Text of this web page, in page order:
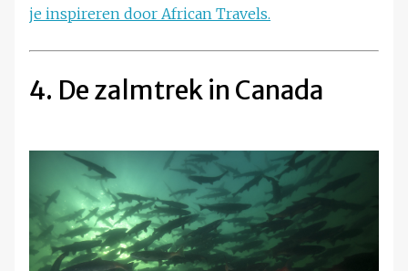
je inspireren door African Travels.
4. De zalmtrek in Canada